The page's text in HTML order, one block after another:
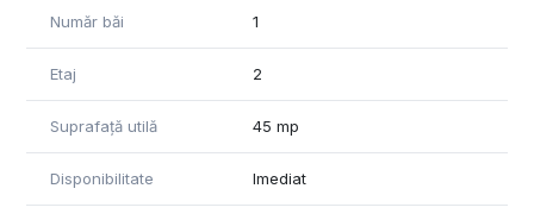
Număr băi 1
Etaj 2
Suprafață utilă 45 mp
Disponibilitate Imediat